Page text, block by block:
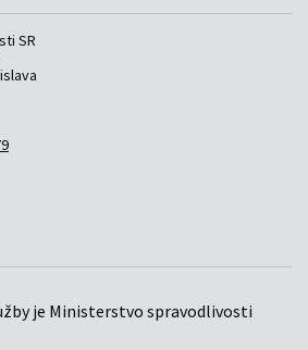
SR
je Ministerstvo spravodlivosti